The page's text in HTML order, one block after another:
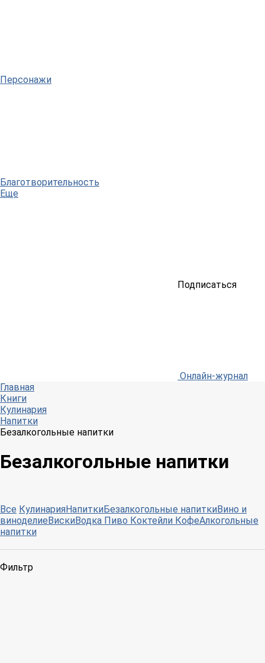
Персонажи
Благотворительность
Еще
Подписаться
Онлайн-журнал
Главная
Книги
Кулинария
Напитки
Безалкогольные напитки
Безалкогольные напитки
Все КулинарияНапиткиБезалкогольные напиткиВино и
виноделиеВискиВодка Пиво Коктейли КофеАлкогольные
напитки
Фильтр